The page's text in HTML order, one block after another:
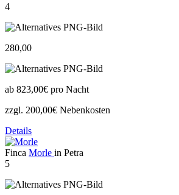
4
280,00
ab 823,00€ pro Nacht
zzgl. 200,00€ Nebenkosten
Details
Finca Morle in Petra
5